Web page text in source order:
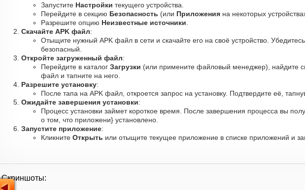
Запустите Настройки текущего устройства.
Перейдите в секцию Безопасность (или Приложения на некоторых
Разрешите опцию Неизвестные источники
Скачайте APK файл:
Отыщите нужный APK файл в сети и скачайте его на своё устройство.
безопасный.
Откройте загруженный файл:
Перейдите в каталог Загрузки (или примените файловый менеджер), найдите
файл и тапните на него.
Разрешите установку:
После тапа на APK файл, откроется запрос на установку. Подтвердите её,
Ожидайте завершения установки:
Процесс установки займет короткое время. После завершения процесса вы
о том, что приложени} установлено.
Запустите приложение:
Кликните Открыть или отыщите текущее приложение в списке приложений и
Скриншоты: